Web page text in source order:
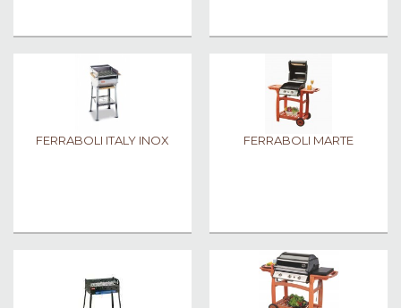
FERRABOLI ITALY INOX FERRABOLI MARTE